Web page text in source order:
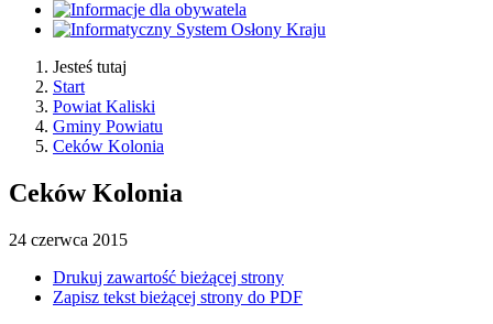
Jesteś tutaj
Start
Powiat Kaliski
Gminy Powiatu
Ceków Kolonia
Ceków Kolonia
24 czerwca 2015
Drukuj zawartość bieżącej strony
Zapisz tekst bieżącej strony do PDF